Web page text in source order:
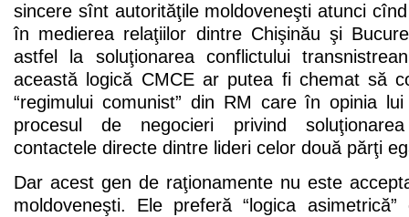
sincere sînt autorităţile moldoveneşti atunci
în medierea relaţiilor dintre Chişinău şi
astfel la soluţionarea conflictului
această logică CMCE ar putea fi chemat să
“regimului comunist” din RM care în opinia
procesul de negocieri privind
contactele directe dintre lideri celor două părţi
Dar acest gen de raţionamente nu este
moldoveneşti. Ele preferă “logica